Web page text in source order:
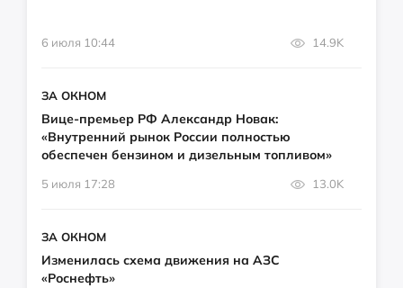
6 июля 10:44 14.9K
ЗА ОКНОМ
Вице-премьер РФ Александр Новак:
«Внутренний рынок России полностью
обеспечен бензином и дизельным топливом»
5 июля 17:28 13.0K
ЗА ОКНОМ
Изменилась схема движения на АЗС
«Роснефть»